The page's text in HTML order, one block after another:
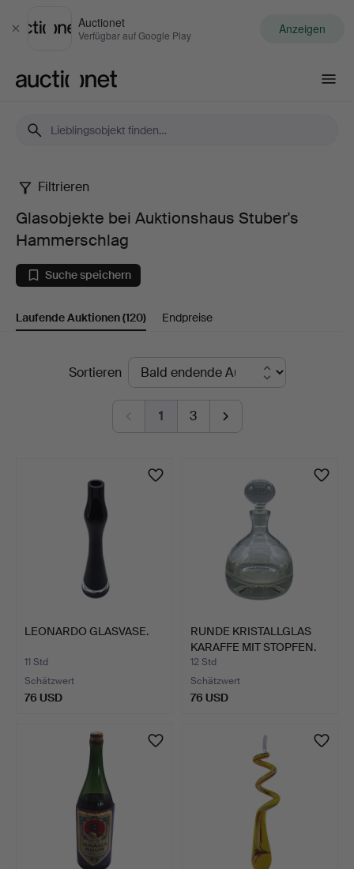
Schließen
Auctionet
Verfügbar auf Google Play Anzeigen
Glasobjekte
bei
Auktionshaus
Stuber's
Filtrieren
Glasobjekte bei Auktionshaus Stuber's
Hammerschlag
Suche speichern
Laufende Auktionen(120) Endpreise
LaufendeSortieren
1 3
LEONARDO GLASVASE.
11 Std
Schätzwert
76 USD
RUNDE KRISTALLGLAS
KARAFFE MIT STOPFEN.
12 Std
Schätzwert
76 USD